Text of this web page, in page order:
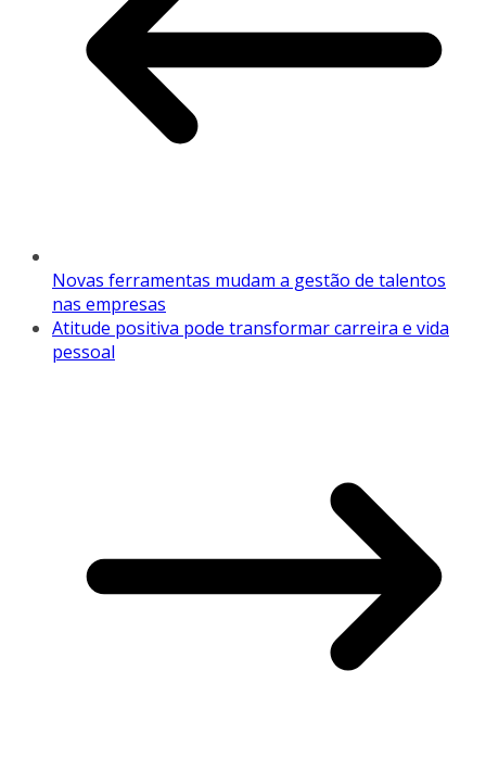
Novas ferramentas mudam a gestão de talentos
nas empresas
Atitude positiva pode transformar carreira e vida
pessoal